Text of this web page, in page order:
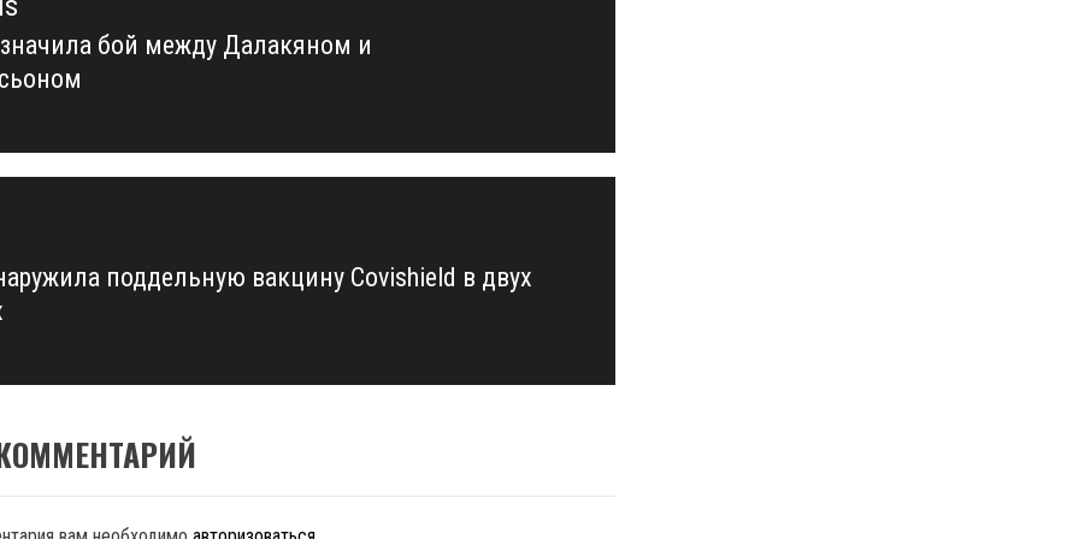
бой между Далакяном и
поддельную вакцину Covishield в двух